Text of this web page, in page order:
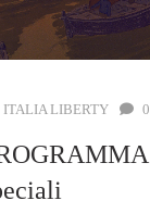
ITALIA LIBERTY